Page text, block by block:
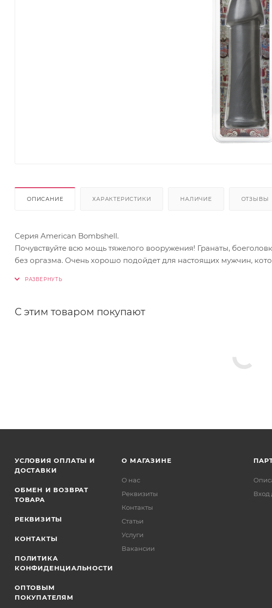
ОПИСАНИЕ ХАРАКТЕРИСТИКИ НАЛИЧИЕ ОТЗЫВЫ
Серия American Bombshell.
Почувствуйте всю мощь тяжелого вооружения! Гранаты,
без оргазма. Очень хорошо подойдет для настоящих мужчин,
С этим товаром покупают
УСЛОВИЯ ОПЛАТЫ И
ДОСТАВКИ
ОБМЕН И ВОЗВРАТ
ТОВАРА
РЕКВИЗИТЫ
КОНТАКТЫ
ПОЛИТИКА
КОНФИДЕНЦИАЛЬНОСТИ
ОПТОВЫМ
ПОКУПАТЕЛЯМ
О МАГАЗИНЕ
О нас
Реквизиты
Контакты
Статьи
Услуги
Вакансии
Вход